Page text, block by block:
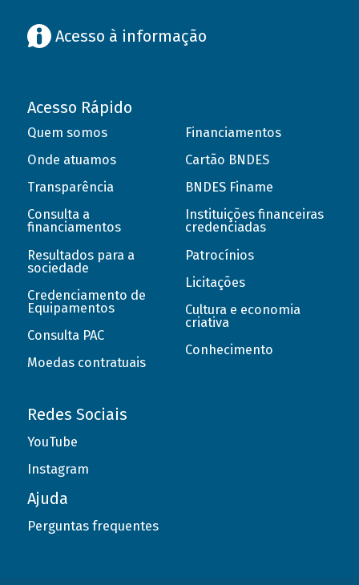
Acesso à informação
Acesso Rápido
Quem somos
Onde atuamos
Transparência
Consulta a
financiamentos
Resultados para a
sociedade
Credenciamento de
Equipamentos
Consulta PAC
Moedas contratuais
Financiamentos
Cartão BNDES
BNDES Finame
Instituições financeiras
credenciadas
Patrocínios
Licitações
Cultura e economia
criativa
Conhecimento
Redes Sociais
YouTube
Instagram
Ajuda
Perguntas frequentes